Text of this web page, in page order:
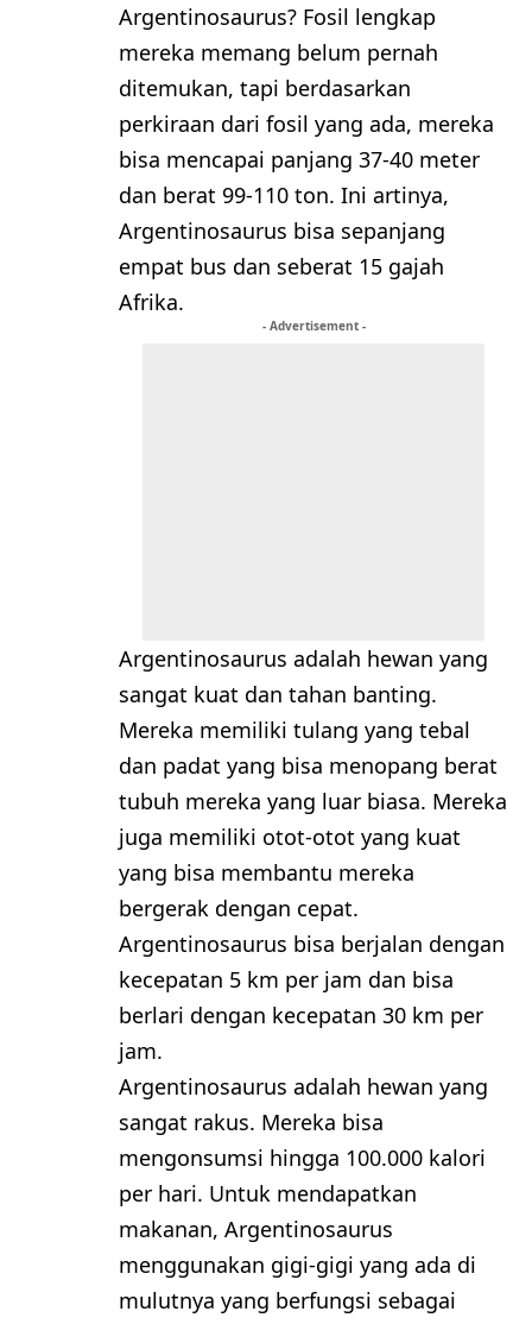
Argentinosaurus? Fosil lengkap
mereka memang belum pernah
ditemukan, tapi berdasarkan
perkiraan dari fosil yang ada, mereka
bisa mencapai panjang 37-40 meter
dan berat 99-110 ton. Ini artinya,
Argentinosaurus bisa sepanjang
empat bus dan seberat 15 gajah
Afrika.
- Advertisement -
Argentinosaurus adalah hewan yang
sangat kuat dan tahan banting.
Mereka memiliki tulang yang tebal
dan padat yang bisa menopang berat
tubuh mereka yang luar biasa. Mereka
juga memiliki otot-otot yang kuat
yang bisa membantu mereka
bergerak dengan cepat.
Argentinosaurus bisa berjalan dengan
kecepatan 5 km per jam dan bisa
berlari dengan kecepatan 30 km per
jam.
Argentinosaurus adalah hewan yang
sangat rakus. Mereka bisa
mengonsumsi hingga 100.000 kalori
per hari. Untuk mendapatkan
makanan, Argentinosaurus
menggunakan gigi-gigi yang ada di
mulutnya yang berfungsi sebagai